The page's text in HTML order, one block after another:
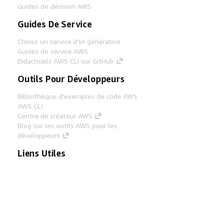
Guides de décision AWS
Guides De Service
Choisir un service d'IA générative
Guides de service AWS
Didacticiels AWS CLI sur GitHub
Outils Pour Développeurs
Bibliothèque d'exemples de code AWS
AWS CLI
Centre de créateur AWS
Blog sur les outils AWS pour les
développeurs
Liens Utiles